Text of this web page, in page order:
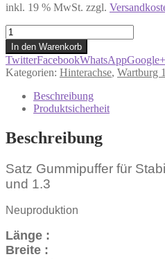
inkl. 19 % MwSt. zzgl.
Gummipuffer
Stabilisator
Wartburg
353
1.3
Menge
In den Warenkorb
TwitterFacebookWhatsAppGoogle+
Kategorien: Hinterachse, Wartburg
Beschreibung
Produktsicherheit
Beschreibung
Satz Gummipuffer für
und 1.3
Neuproduktion
Länge :
Breite :